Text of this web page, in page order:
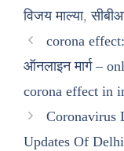
विजय माल्या,
corona
ऑनलाइन मार्ग –
corona effect in
Coronavirus
Updates Of